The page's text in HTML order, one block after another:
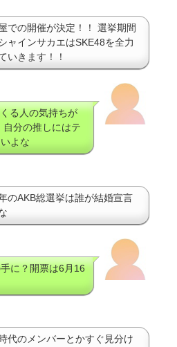
での開催が決定！！ 選挙期間
ャインサカエはSKE48を全力
いきます！！
る人の気持ちが
分の推しにはテ
よな
のAKB総選挙は誰が結婚宣言
に？開票は6月16
代のメンバーとかすぐ見分け